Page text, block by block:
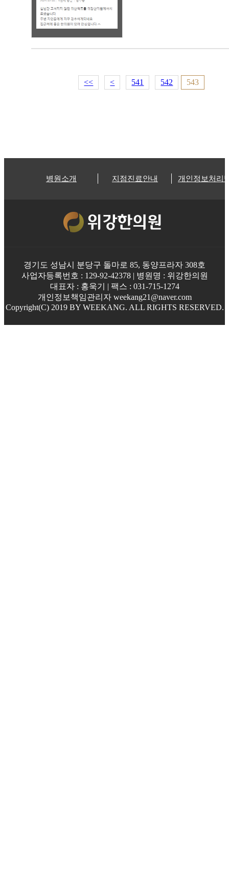
<< < 541 542 543
병원소개 지점진료안내 개인정보처리
경기도 성남시 분당구 돌마로 85, 동양프라자 308호
사업자등록번호 : 129-92-42378 | 병원명 : 위강한의원
대표자 : 홍욱기 | 팩스 : 031-715-1274
개인정보책임관리자 weekang21@naver.com
Copyright(C) 2019 BY WEEKANG. ALL RIGHTS RESERVED.